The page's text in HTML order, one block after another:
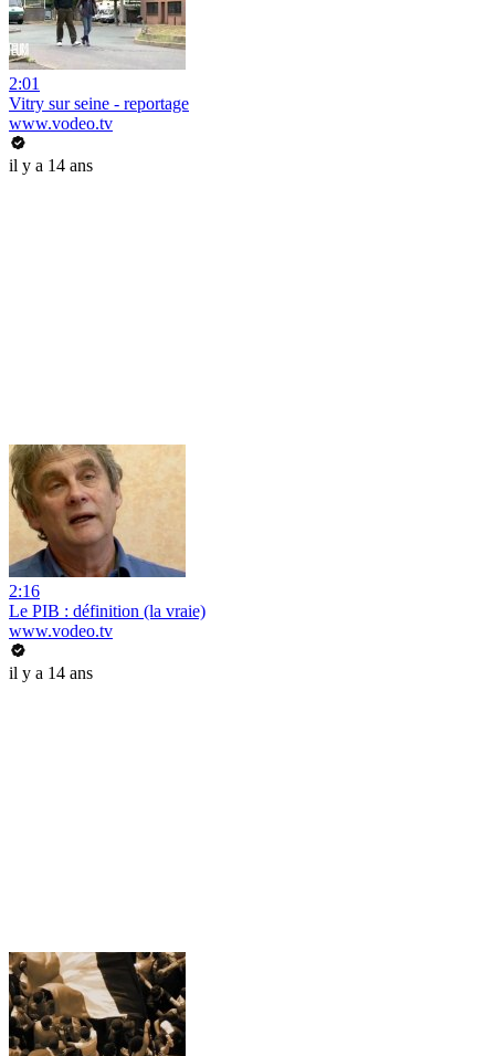
2:01
Vitry sur seine - reportage
www.vodeo.tv
il y a 14 ans
2:16
Le PIB : définition (la vraie)
www.vodeo.tv
il y a 14 ans